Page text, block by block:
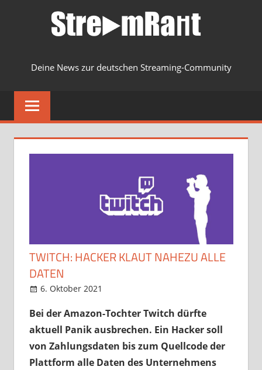
Deine News zur deutschen Streaming-Community
MENU
TWITCH: HACKER KLAUT NAHEZU ALLE
DATEN
6. Oktober 2021
Bei der Amazon-Tochter Twitch dürfte
aktuell Panik ausbrechen. Ein Hacker soll
von Zahlungsdaten bis zum Quellcode der
Plattform alle Daten des Unternehmens